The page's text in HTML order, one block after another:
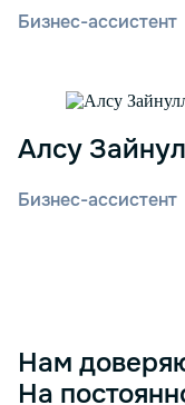
Бизнес-ассистент
Алсу
Бизнес-ассистент
Нам
На